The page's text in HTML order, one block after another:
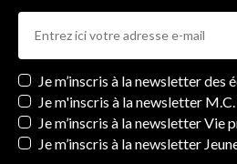
Newsletters
Je m’inscris à la newsletter
Je m'inscris à la newsletter
Je m’inscris à la newsletter Vie
Je m’inscris à la newsletter